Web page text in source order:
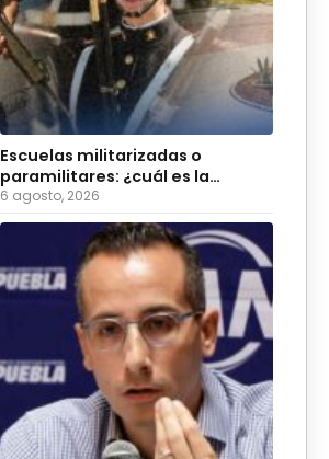
Escuelas militarizadas o
paramilitares: ¿cuál es la
diferencia?
6 agosto, 2026